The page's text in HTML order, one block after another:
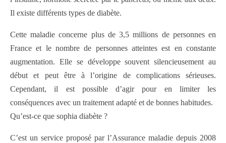
Il existe différents types de diabète.
Cette maladie concerne plus de 3,5 millions de personnes en
France et le nombre de personnes atteintes est en constante
augmentation. Elle se développe souvent silencieusement au
début et peut être à l’origine de complications sérieuses.
Cependant, il est possible d’agir pour en limiter les
conséquences avec un traitement adapté et de bonnes habitudes.
Qu’est-ce que sophia diabète ?
C’est un service proposé par l’Assurance maladie depuis 2008